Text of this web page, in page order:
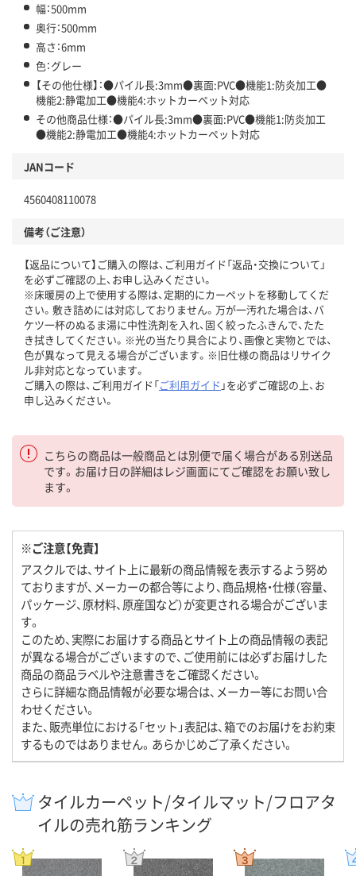
幅：500mm
奥行：500mm
高さ：6mm
色：グレー
【その他仕様】：●パイル長:3mm●裏面:PVC●機能1:防炎加工●
機能2:静電加工●機能4:ホットカーペット対応
その他商品仕様：●パイル長:3mm●裏面:PVC●機能1:防炎加工
●機能2:静電加工●機能4:ホットカーペット対応
JANコード
4560408110078
備考（ご注意）
【返品について】ご購入の際は、ご利用ガイド「返品・交換について」
を必ずご確認の上、お申し込みください。
※床暖房の上で使用する際は、定期的にカーペットを移動してくだ
さい。敷き詰めには対応しておりません。万が一汚れた場合は、バ
ケツ一杯のぬるま湯に中性洗剤を入れ、固く絞ったふきんで、たた
き拭きしてください。※光の当たり具合により、画像と実物とでは、
色が異なって見える場合がございます。※旧仕様の商品はリサイク
ル非対応となっています。
ご購入の際は、ご利用ガイド「ご利用ガイド 」を必ずご確認の上、お
申し込みください。
こちらの商品は一般商品とは別便で届く場合がある別送品
です。お届け日の詳細はレジ画面にてご確認をお願い致し
ます。
※ご注意【免責】
アスクルでは、サイト上に最新の商品情報を表示するよう努め
ておりますが、メーカーの都合等により、商品規格・仕様（容量、
パッケージ、原材料、原産国など）が変更される場合がございま
す。
このため、実際にお届けする商品とサイト上の商品情報の表記
が異なる場合がございますので、ご使用前には必ずお届けした
商品の商品ラベルや注意書きをご確認ください。
さらに詳細な商品情報が必要な場合は、メーカー等にお問い合
わせください。
また、販売単位における「セット」表記は、箱でのお届けをお約束
するものではありません。あらかじめご了承ください。
タイルカーペット/タイルマット/フロアタ
イルの売れ筋ランキング